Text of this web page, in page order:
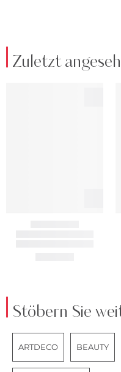
Zuletzt
Stöbern Sie
ARTDECO BEAUTY